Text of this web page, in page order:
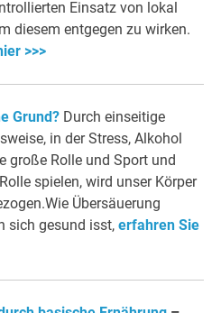
Einsatz von lokal
diesem entgegen zu wirken.
>>>
Grund? Durch einseitige
in der Stress, Alkohol
große Rolle und Sport und
spielen, wird unser Körper
Übersäuerung
sich gesund isst,erfahren Sie